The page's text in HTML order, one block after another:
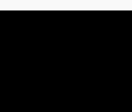
#вправи